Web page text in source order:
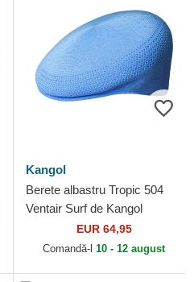
Kangol
Berete albastru Tropic 504
Ventair Surf de Kangol
EUR 64,95
Comandă-l 10 - 12 august